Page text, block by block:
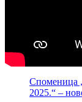
Споменица
2025.“ –